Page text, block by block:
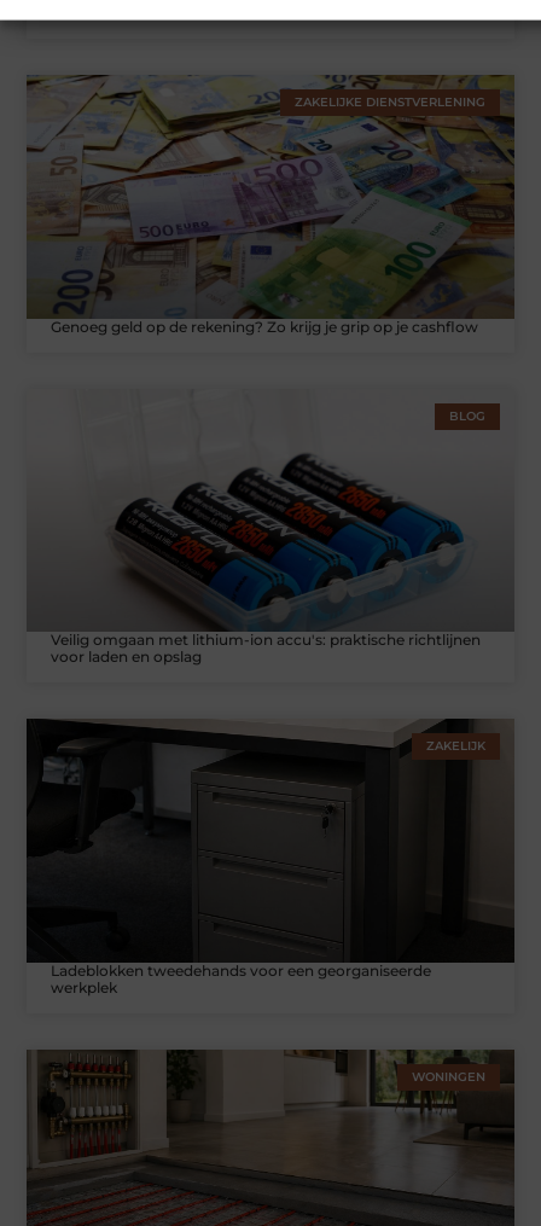
ZAKELIJKE DIENSTVERLENING
Genoeg geld op de rekening? Zo krijg je grip op je cashflow
BLOG
Veilig omgaan met lithium-ion accu's: praktische richtlijnen
voor laden en opslag
ZAKELIJK
Ladeblokken tweedehands voor een georganiseerde
werkplek
WONINGEN